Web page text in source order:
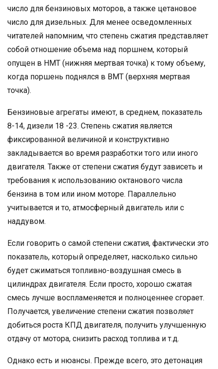
число для бензиновых моторов, а также цетановое
число для дизельных. Для менее осведомленных
читателей напомним, что степень сжатия представляет
собой отношение объема над поршнем, который
опущен в НМТ (нижняя мертвая точка) к тому объему,
когда поршень поднялся в ВМТ (верхняя мертвая
точка).
Бензиновые агрегаты имеют, в среднем, показатель
8-14, дизели 18 -23. Степень сжатия является
фиксированной величиной и конструктивно
закладывается во время разработки того или иного
двигателя. Также от степени сжатия будут зависеть и
требования к использованию октанового числа
бензина в том или ином моторе. Параллельно
учитывается и то, атмосферный двигатель или с
наддувом.
Если говорить о самой степени сжатия, фактически это
показатель, который определяет, насколько сильно
будет сжиматься топливно-воздушная смесь в
цилиндрах двигателя. Если просто, хорошо сжатая
смесь лучше воспламеняется и полноценнее сгорает.
Получается, увеличение степени сжатия позволяет
добиться роста КПД двигателя, получить улучшенную
отдачу от мотора, снизить расход топлива и т.д.
Однако есть и нюансы. Прежде всего, это детонация